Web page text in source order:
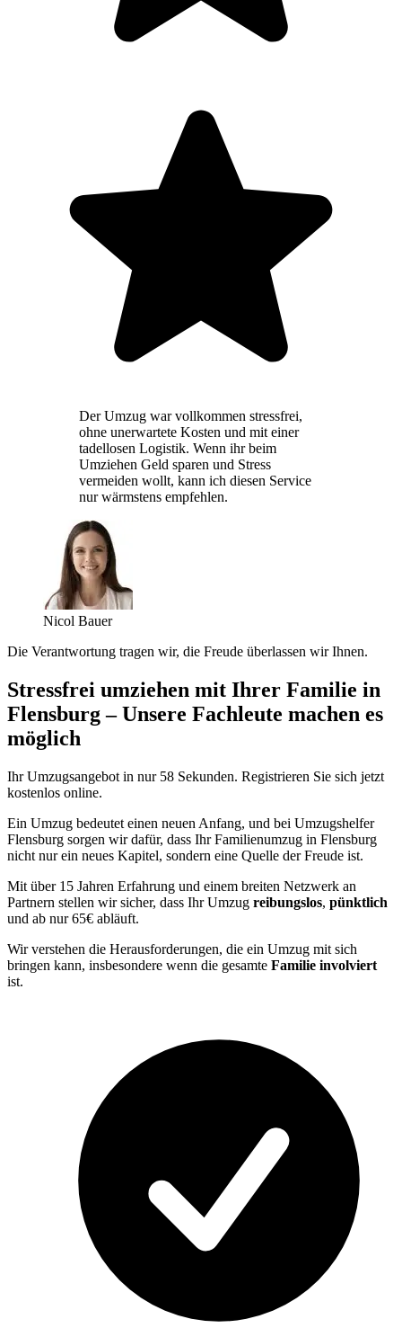
Der Umzug war vollkommen stressfrei,
ohne unerwartete Kosten und mit einer
tadellosen Logistik. Wenn ihr beim
Umziehen Geld sparen und Stress
vermeiden wollt, kann ich diesen Service
nur wärmstens empfehlen.
Nicol Bauer
Die Verantwortung tragen wir, die Freude überlassen wir Ihnen.
Stressfrei umziehen mit Ihrer Familie in
Flensburg – Unsere Fachleute machen es
möglich
Ihr Umzugsangebot in nur 58 Sekunden. Registrieren Sie sich jetzt
kostenlos online.
Ein Umzug bedeutet einen neuen Anfang, und bei Umzugshelfer
Flensburg sorgen wir dafür, dass Ihr Familienumzug in Flensburg
nicht nur ein neues Kapitel, sondern eine Quelle der Freude ist.
Mit über 15 Jahren Erfahrung und einem breiten Netzwerk an
Partnern stellen wir sicher, dass Ihr Umzug reibungslos, pünktlich
und ab nur 65€ abläuft.
Wir verstehen die Herausforderungen, die ein Umzug mit sich
bringen kann, insbesondere wenn die gesamte Familie involviert
ist.